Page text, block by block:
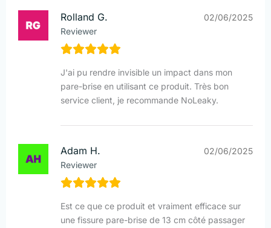
Rolland G.
Reviewer
02/06/2025
J'ai pu rendre invisible un impact dans mon
pare-brise en utilisant ce produit. Très bon
service client, je recommande NoLeaky.
Adam H.
Reviewer
02/06/2025
Est ce que ce produit et vraiment efficace sur
une fissure pare-brise de 13 cm côté passager